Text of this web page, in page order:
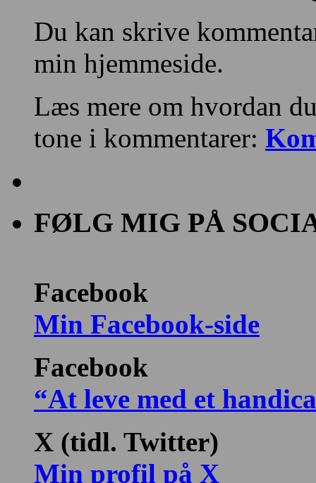
Du kan skrive
min hjemmeside.
Læs mere om hvordan
tone i kommentarer:
FØLG MIG PÅ
Facebook
Min Facebook-side
Facebook
“At leve med et
X (tidl. Twitter)
Min profil på X